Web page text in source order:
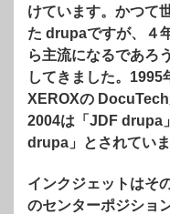
けています。かつて
た drupaですが、４
ら主流になるであろ
してきました。
XEROXの
2004は「JDF drupa
drupa」とされていま
インクジェットはそ
のセンターポジショ